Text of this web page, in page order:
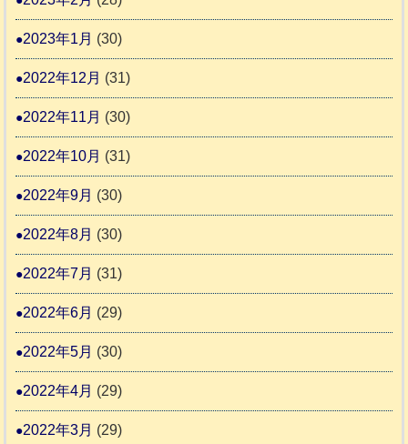
2023年1月 (30)
2022年12月 (31)
2022年11月 (30)
2022年10月 (31)
2022年9月 (30)
2022年8月 (30)
2022年7月 (31)
2022年6月 (29)
2022年5月 (30)
2022年4月 (29)
2022年3月 (29)